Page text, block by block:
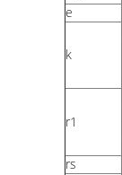
e
k
r1
rs